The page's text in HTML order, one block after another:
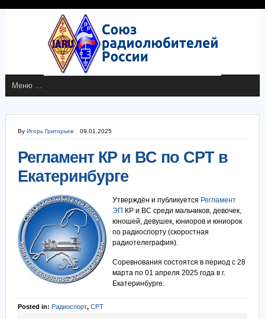
By Игорь Григорьев 09.01.2025
Регламент КР и ВС по СРТ в
Екатеринбурге
Утверждён и публикуется Регламент
ЭП КР и ВС среди мальчиков, девочек,
юношей, девушек, юниоров и юниорок
по радиоспорту (скоростная
радиотелеграфия).
Соревнования состоятся в период с 28
марта по 01 апреля 2025 года в г.
Екатеринбурге.
Posted in: Радиоспорт, СРТ